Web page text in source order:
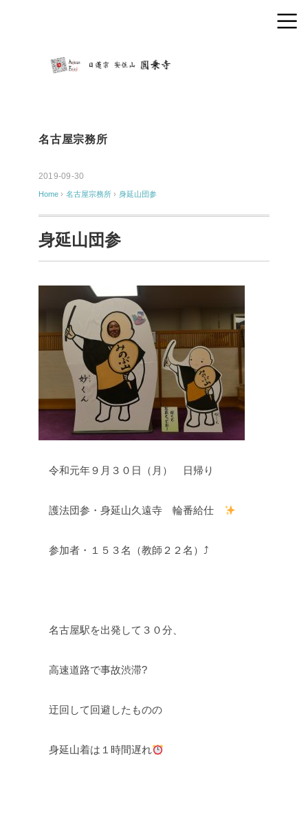
名古屋宗務所
2019-09-30
Home › 名古屋宗務所 › 身延山団参
身延山団参
令和元年９月３０日（月） 日帰り
護法団参・身延山久遠寺 輪番給仕
参加者・１５３名（教師２２名）⤴
名古屋駅を出発して３０分、
高速道路で事故渋滞?
迂回して回避したものの
身延山着は１時間遅れ